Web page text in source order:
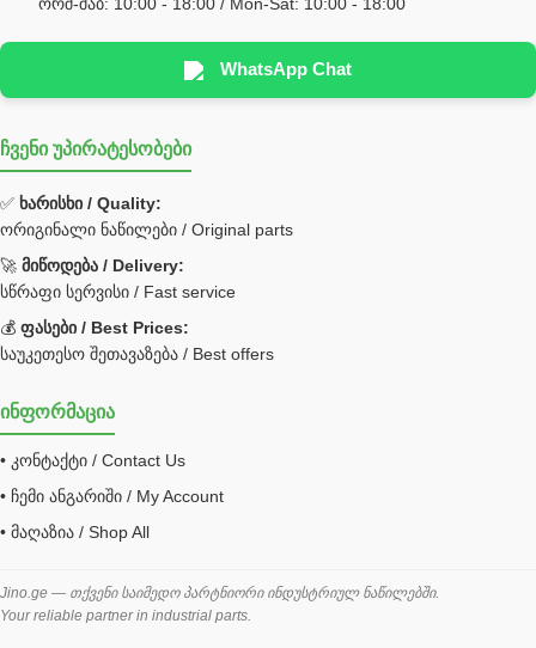
Hyva
უჟანგავი ფოლადი
Bobcat ფილტრი
Caterpillar ფილტრი
JCB ფილტრი
ქვაბი გათბობა მილები
შემაერთებელი / გადამყვანი UNF ORFS
შემაერთებელი BSPP /გადამყვანი
შესაფუთი მანქანა ვაკუმით
შლანგი
საწვავის შლანგი
WhatsApp Chat
ჩვენი უპირატესობები
✅ ხარისხი / Quality:
ორიგინალი ნაწილები / Original parts
🚀 მიწოდება / Delivery:
სწრაფი სერვისი / Fast service
💰 ფასები / Best Prices:
საუკეთესო შეთავაზება / Best offers
ინფორმაცია
• კონტაქტი / Contact Us
• ჩემი ანგარიში / My Account
• მაღაზია / Shop All
Jino.ge — თქვენი საიმედო პარტნიორი ინდუსტრიულ ნაწილებში.
Your reliable partner in industrial parts.